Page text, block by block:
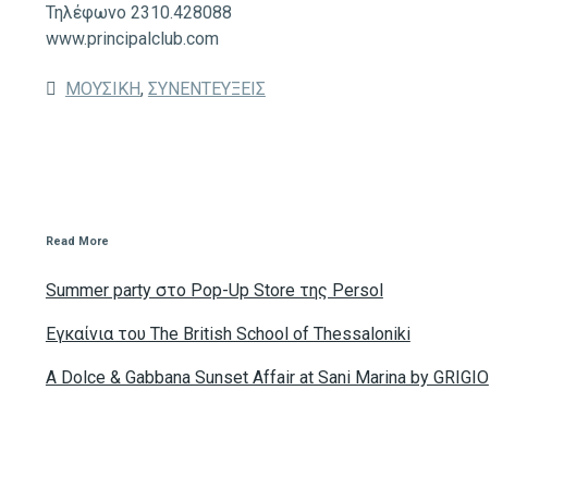
Τηλέφωνο 2310.428088
www.principalclub.com
ΜΟΥΣΙΚΗ, ΣΥΝΕΝΤΕΥΞΕΙΣ
Read More
Summer party στο Pop-Up Store της Persol
Eγκαίνια του The British School of Thessaloniki
A Dolce & Gabbana Sunset Affair at Sani Marina by GRIGIO